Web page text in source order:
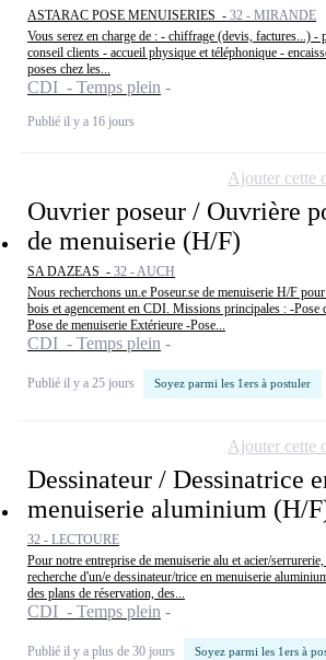
ASTARAC POSE MENUISERIES - 32 - MIRANDE
Vous serez en charge de : - chiffrage (devis, factures...) -
conseil clients - accueil physique et téléphonique -
poses chez les...
CDI - Temps plein
Publié il y a 16 jours
Ouvrier poseur / Ouvrière
de menuiserie (H/F)
SA DAZEAS - 32 - AUCH
Nous recherchons un.e Poseur.se de menuiserie H/F
bois et agencement en CDI. Missions principales : -Pose
Pose de menuiserie Extérieure -Pose...
CDI - Temps plein
Publié il y a 25 jours Soyez parmi les 1ers à postuler
Ajouter cette
Dessinateur / Dessinatrice
menuiserie aluminium (H/
32 - LECTOURE
Pour notre entreprise de menuiserie alu et acier/
recherche d'un/e dessinateur/trice en menuiserie
des plans de réservation, des...
CDI - Temps plein
Publié il y a plus de 30 jours Soyez parmi les 1ers à
Ajouter cette